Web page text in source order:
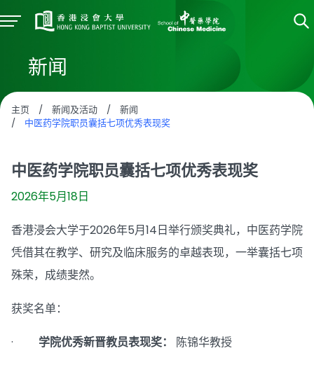
新闻
主页 / 新闻及活动 /
新闻
/
中医药学院职员囊括七项优秀表现奖
中医药学院职员囊括七项优秀表现奖
2026年5月18日
香港浸会大学于2026年5月14日举行颁奖典礼，中医药学院
凭借其在教学、研究及临床服务的卓越表现，一举囊括七项
殊荣，成绩斐然。
获奖名单：
· 学院优秀新晋教员表现奖： 陈锦华教授